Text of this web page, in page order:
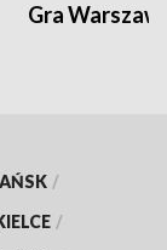
Gra
/
/